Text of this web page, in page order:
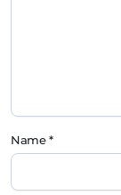
Name*